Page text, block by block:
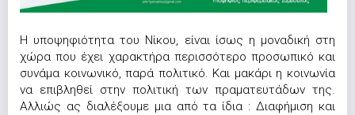
Η υποψηφιότητα του Νίκου, είναι ίσως η μοναδική στη
χώρα που έχει χαρακτήρα περισσότερο προσωπικό και
συνάμα κοινωνικό, παρά πολιτικό. Και μακάρι η κοινωνία
να επιβληθεί στην πολιτική των πραματευτάδων της.
Αλλιώς ας διαλέξουμε μια από τα ίδια : Διαφήμιση και